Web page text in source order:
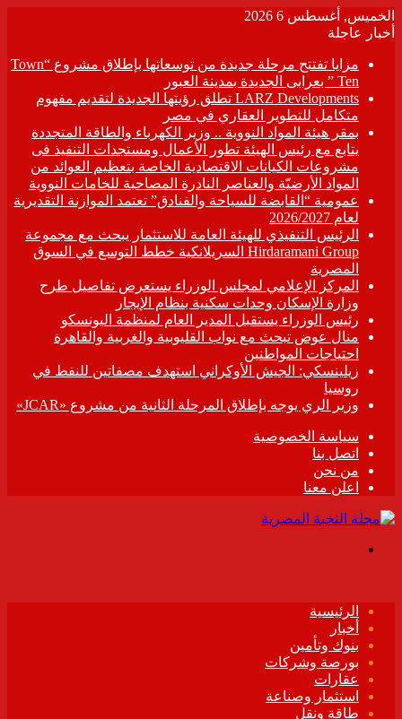
الخميس, أغسطس 6 2026
أخبار عاجلة
مزايا تفتتح مرحلة جديدة من توسعاتها بإطلاق مشروع “Town
Ten ” بعرابى الجديدة بمدينة العبور
LARZ Developments تطلق رؤيتها الجديدة لتقديم مفهوم
متكامل للتطوير العقاري في مصر
بمقر هيئة المواد النووية .. وزير الكهرباء والطاقة المتجددة
يتابع مع رئيس الهيئة تطور الأعمال ومستجدات التنفيذ فى
مشروعات الكيانات الاقتصادية الخاصة بتعظيم العوائد من
المواد الأرضيّة والعناصر النادرة المصاحبة للخامات النووية
عمومية “القابضة للسياحة والفنادق” تعتمد الموازنة التقديرية
لعام 2026/2027
الرئيس التنفيذي للهيئة العامة للاستثمار يبحث مع مجموعة
Hirdaramani Group السريلانكية خطط التوسع في السوق
المصرية
المركز الإعلامي لمجلس الوزراء يستعرض تفاصيل طرح
وزارة الإسكان وحدات سكنية بنظام الإيجار
رئيس الوزراء يستقبل المدير العام لمنظمة اليونسكو
منال عوض تبحث مع نواب القليوبية والغربية والقاهرة
احتياجات المواطنين
زيلينسكي: الجيش الأوكراني استهدف مصفاتين للنفط في
روسيا
وزير الري يوجه بإطلاق المرحلة الثانية من مشروع «JCAR»
سياسة الخصوصية
اتصل بنا
من نحن
اعلن معنا
الرئيسية
أخبار
بنوك وتأمين
بورصة وشركات
عقارات
استثمار وصناعة
طاقة ونقل